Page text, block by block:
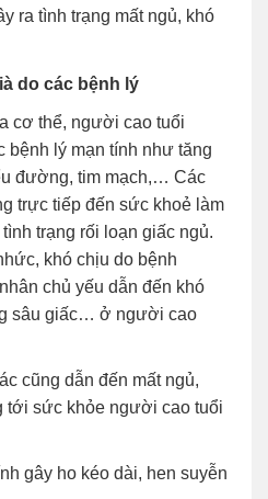
ra tình trạng mất ngủ, khó
do các bệnh lý
cơ thể, người cao tuổi
bệnh lý mạn tính như tăng
đường, tim mạch,… Các
trực tiếp đến sức khoẻ làm
trạng rối loạn giấc ngủ.
khó chịu do bệnh
chủ yếu dẫn đến khó
sâu giấc… ở người cao
cũng dẫn đến mất ngủ,
tới sức khỏe người cao tuổi
gây ho kéo dài, hen suyễn